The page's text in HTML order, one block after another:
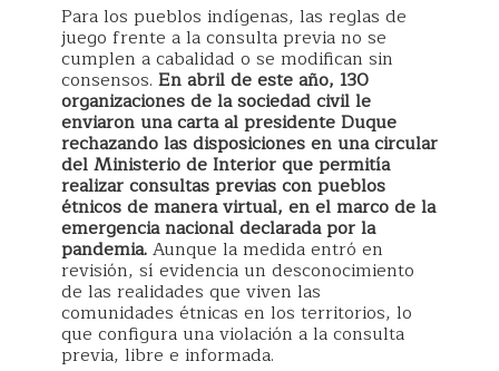
Para los pueblos indígenas, las reglas de
juego frente a la consulta previa no se
cumplen a cabalidad o se modifican sin
consensos. En abril de este año, 130
organizaciones de la sociedad civil le
enviaron una carta al presidente Duque
rechazando las disposiciones en una circular
del Ministerio de Interior que permitía
realizar consultas previas con pueblos
étnicos de manera virtual, en el marco de la
emergencia nacional declarada por la
pandemia.Aunque la medida entró en
revisión, sí evidencia un desconocimiento
de las realidades que viven las
comunidades étnicas en los territorios, lo
que configura una violación a la consulta
previa, libre e informada.